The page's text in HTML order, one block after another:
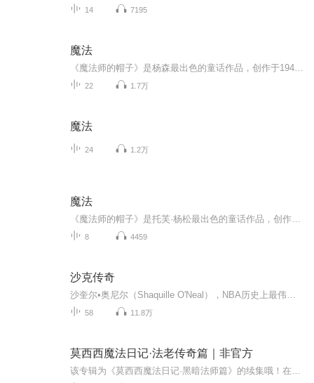
14 7195
魔法
22 1.7万
魔法
24 1.2万
魔法
8 4459
沙克传奇
58 11.8万
莫西西魔法日记·法老传奇篇｜非官方